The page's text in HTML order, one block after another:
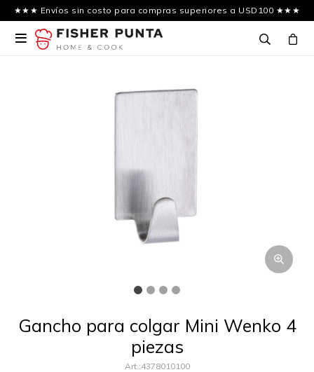
★★★ Envíos sin costo para compras superiores a USD100 ★★★

Gancho para colgar Mini Wenko 4
piezas
4378010100